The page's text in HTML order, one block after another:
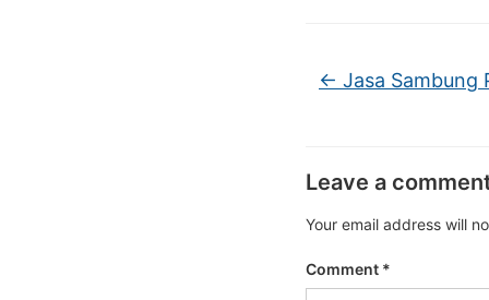
← Jasa Sambung
Leave a
Your email address will
Comment *